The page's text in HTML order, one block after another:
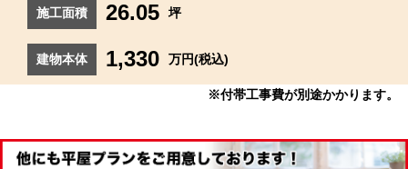
施工面積 26.05 坪
建物本体 1,330 万円(税込)
※付帯工事費が別途かかります。